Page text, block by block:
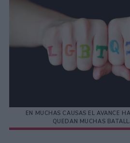
EN MUCHAS CAUSAS EL AVANCE
QUEDAN MUCHAS